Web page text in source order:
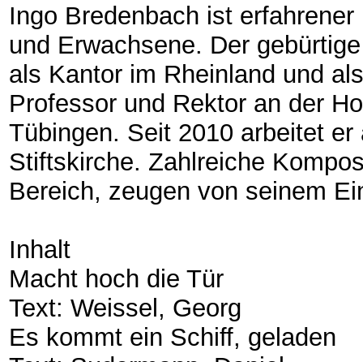
Ingo Bredenbach ist
und Erwachsene. Der
als Kantor im Rheinland und
Professor und Rektor an der
Tübingen. Seit 2010 arbeitet
Stiftskirche. Zahlreiche
Bereich, zeugen von seinem
Inhalt
​Macht hoch die Tür
​Text: Weissel, Georg
​Es kommt ein Schiff, geladen